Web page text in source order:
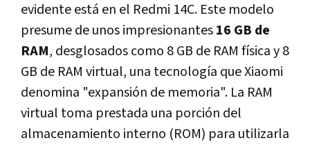
evidente está en el Redmi 14C. Este modelo
presume de unos impresionantes16 GB de
RAM, desglosados como 8 GB de RAM física y 8
GB de RAM virtual, una tecnología que Xiaomi
denomina "expansión de memoria". La RAM
virtual toma prestada una porción del
almacenamiento interno (ROM) para utilizarla